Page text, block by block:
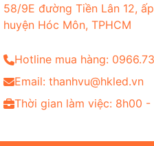
58/9E đường Tiền Lân 12,
huyện Hóc Môn, TPHCM
Hotline mua hàng:
Email: thanhvu@hkled.vn
Thời gian làm việc: 8h00 -